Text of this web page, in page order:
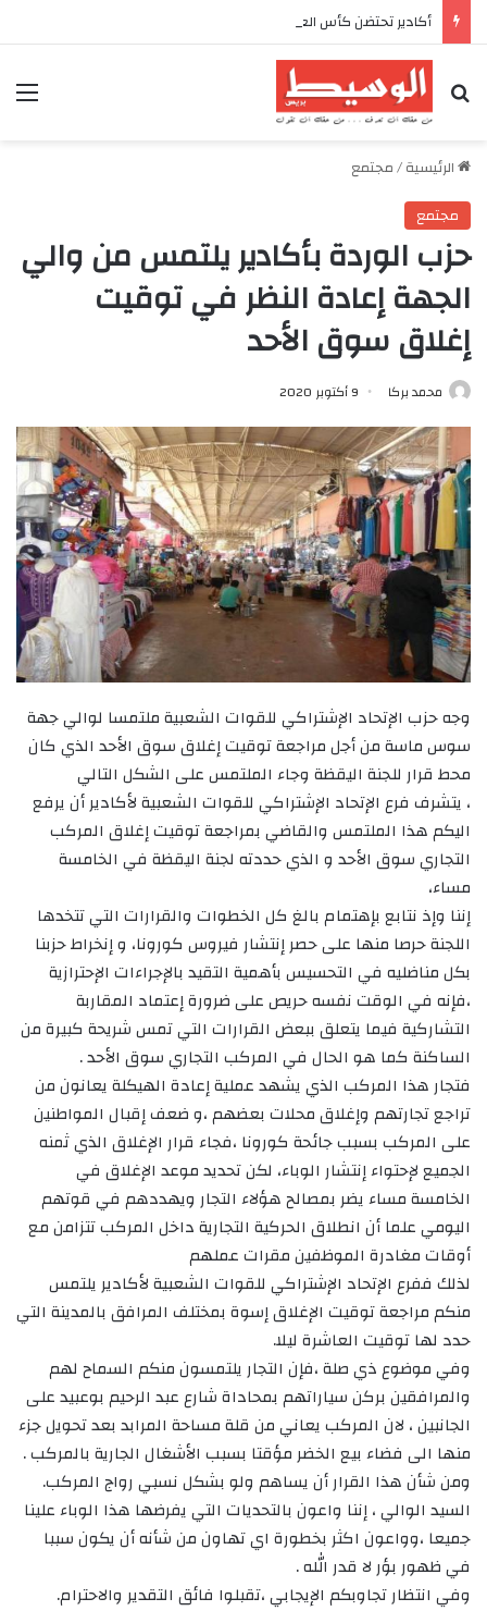
بحث عن
الرئيسية/مجتمع
مجتمع
حزب الوردة بأكادير يلتمس من والي
الجهة إعادة النظر في توقيت
إغلاق سوق الأحد
محمد بركا 9 أكتوبر 2020
وجه حزب الإتحاد الإشتراكي للقوات الشعبية ملتمسا لوالي جهة
سوس ماسة من أجل مراجعة توقيت إغلاق سوق الأحد الذي كان
محط قرار للجنة اليقظة وجاء الملتمس على الشكل التالي
، يتشرف فرع الإتحاد الإشتراكي للقوات الشعبية لأكادير أن يرفع
اليكم هذا الملتمس والقاضي بمراجعة توقيت إغلاق المركب
التجاري سوق الأحد و الذي حددته لجنة اليقظة في الخامسة
مساء،
إننا وإذ نتابع بإهتمام بالغ كل الخطوات والقرارات التي تتخدها
اللجنة حرصا منها على حصر إنتشار فيروس كورونا، و إنخراط حزبنا
بكل مناضليه في التحسيس بأهمية التقيد بالإجراءات الإحترازية
،فإنه في الوقت نفسه حريص على ضرورة إعتماد المقاربة
التشاركية فيما يتعلق ببعض القرارات التي تمس شريحة كبيرة من
الساكنة كما هو الحال في المركب التجاري سوق الأحد .
فتجار هذا المركب الذي يشهد عملية إعادة الهيكلة يعانون من
تراجع تجارتهم وإغلاق محلات بعضهم ،و ضعف إقبال المواطنين
على المركب بسبب جائحة كورونا ،فجاء قرار الإغلاق الذي ثمنه
الجميع لإحتواء إنتشار الوباء، لكن تحديد موعد الإغلاق في
الخامسة مساء يضر بمصالح هؤلاء التجار ويهددهم في قوتهم
اليومي علما أن انطلاق الحركية التجارية داخل المركب تتزامن مع
أوقات مغادرة الموظفين مقرات عملهم
لذلك ففرع الإتحاد الإشتراكي للقوات الشعبية لأكادير يلتمس
منكم مراجعة توقيت الإغلاق إسوة بمختلف المرافق بالمدينة التي
حدد لها توقيت العاشرة ليلا.
وفي موضوع ذي صلة ،فإن التجار يلتمسون منكم السماح لهم
والمرافقين بركن سياراتهم بمحاداة شارع عبد الرحيم بوعبيد على
الجانبين ، لان المركب يعاني من قلة مساحة المرابد بعد تحويل جزء
منها الى فضاء بيع الخضر مؤقتا بسبب الأشغال الجارية بالمركب .
ومن شأن هذا القرار أن يساهم ولو بشكل نسبي رواج المركب.
السيد الوالي ، إننا واعون بالتحديات التي يفرضها هذا الوباء علينا
جميعا ،وواعون اكثر بخطورة اي تهاون من شأنه أن يكون سببا
في ظهور بؤر لا قدر الله .
وفي انتظار تجاوبكم الإيجابي ،تقبلوا فائق التقدير والاحترام.